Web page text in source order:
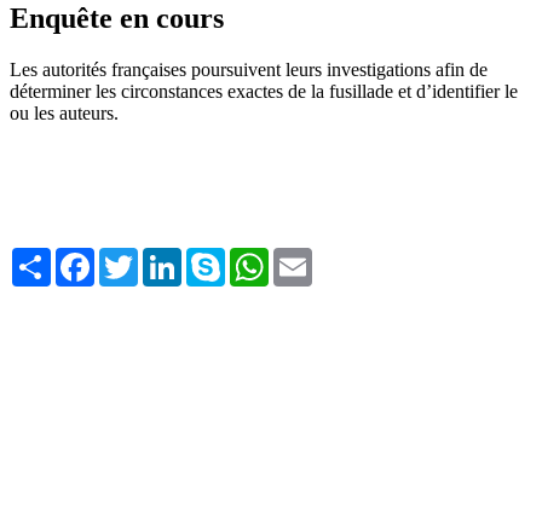
Enquête en cours
Les autorités françaises poursuivent leurs investigations afin de
déterminer les circonstances exactes de la fusillade et d’identifier le
ou les auteurs.
Share FacebookTwitterLinkedInSkype WhatsApp